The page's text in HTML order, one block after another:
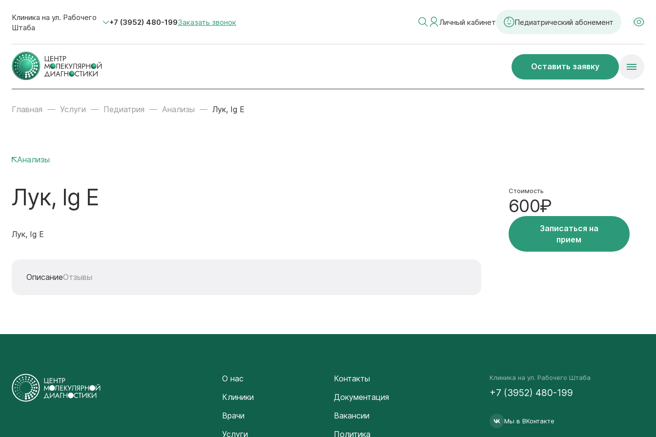
Клиника на ул. Рабочего
Штаба
+7 (3952) 480-199Заказать звонок Личный кабинет Педиатрический абонемент
Оставить заявку
Главная Услуги Педиатрия Анализы Лук, Ig E
Анализы
Лук, Ig E
Лук, Ig E
ОписаниеОтзывы
Стоимость
600₽
Записаться на
прием
О нас
Клиники
Врачи
Услуги
Контакты
Документация
Вакансии
Политика
Клиника на ул. Рабочего Штаба
+7 (3952) 480-199
Мы в ВКонтакте